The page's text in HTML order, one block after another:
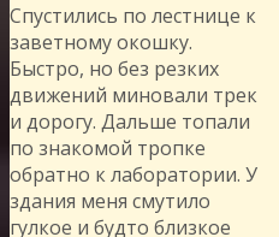
Спустились по лестнице к
заветному окошку.
Быстро, но без резких
движений миновали трек
и дорогу. Дальше топали
по знакомой тропке
обратно к лаборатории. У
здания меня смутило
гулкое и будто близкое